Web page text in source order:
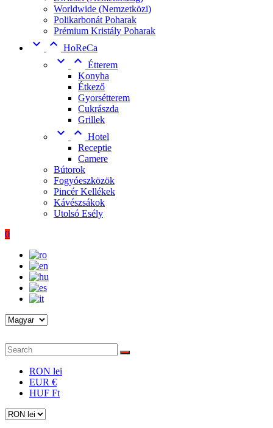
Worldwide (Nemzetközi)
Polikarbonát Poharak
Prémium Kristály Poharak
  HoReCa
  Étterem
Konyha
Étkező
Gyorsétterem
Cukrászda
Grillek
  Hotel
Receptie
Camere
Bútorok
Fogyóeszközök
Pincér Kellékek
Kávészsákok
Utolsó Esély
0
RON lei
EUR €
HUF Ft